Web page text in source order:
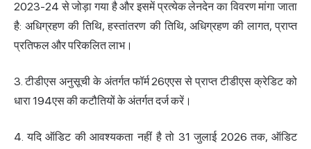
2023-24 से जोड़ा गया है और इसमें प्रत्येक लेनदेन का विवरण मांगा जाता
है: अधिग्रहण की तिथि, हस्तांतरण की तिथि, अधिग्रहण की लागत, प्राप्त
प्रतिफल और परिकलित लाभ।
3. टीडीएस अनुसूची के अंतर्गत फॉर्म 26एएस से प्राप्त टीडीएस क्रेडिट को
धारा 194एस की कटौतियों के अंतर्गत दर्ज करें।
4. यदि ऑडिट की आवश्यकता नहीं है तो 31 जुलाई 2026 तक, ऑडिट